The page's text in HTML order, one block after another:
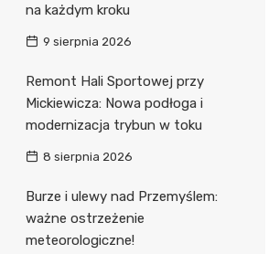
na każdym kroku
9 sierpnia 2026
Remont Hali Sportowej przy
Mickiewicza: Nowa podłoga i
modernizacja trybun w toku
8 sierpnia 2026
Burze i ulewy nad Przemyślem:
ważne ostrzeżenie
meteorologiczne!